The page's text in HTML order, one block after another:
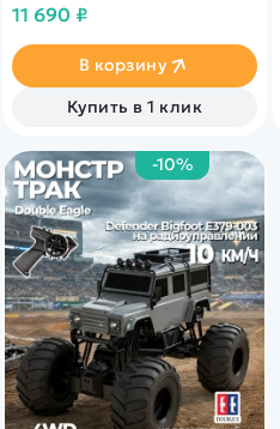
11 690 ₽
В корзину
Купить в 1 клик
-10%